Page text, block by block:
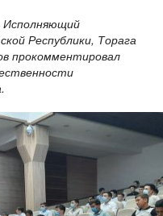
Исполняющий
Республики, Торага
прокомментировал